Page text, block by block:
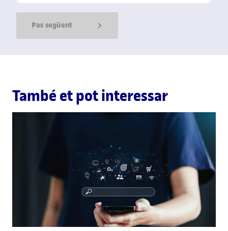
Pas següent
També et pot interessar